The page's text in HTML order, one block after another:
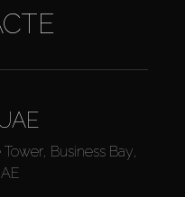
Business Bay,